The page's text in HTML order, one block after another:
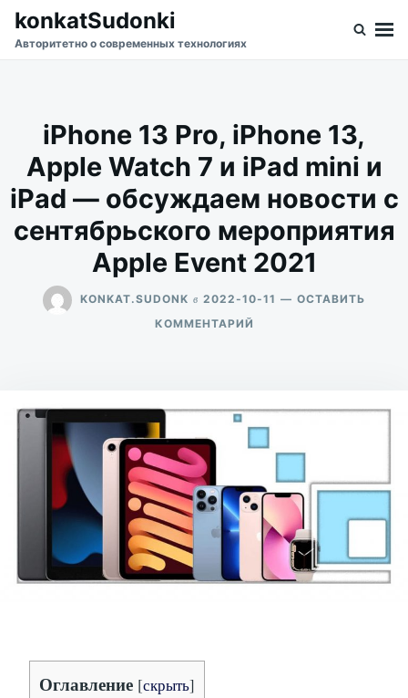
Перейти
Искать:
konkatSudonki
Авторитетно о современных технологиях
iPhone 13 Pro, iPhone 13,
Apple Watch 7 и iPad mini и
iPad — обсуждаем новости с
сентябрьского мероприятия
Apple Event 2021
KONKAT.SUDONK в 2022-10-11
ОСТАВИТЬ
КОММЕНТАРИЙ
13,
APPLE
WATCH
IPAD
MINI
И
IPAD
ОБСУЖДАЕМ
Оглавление [скрыть]